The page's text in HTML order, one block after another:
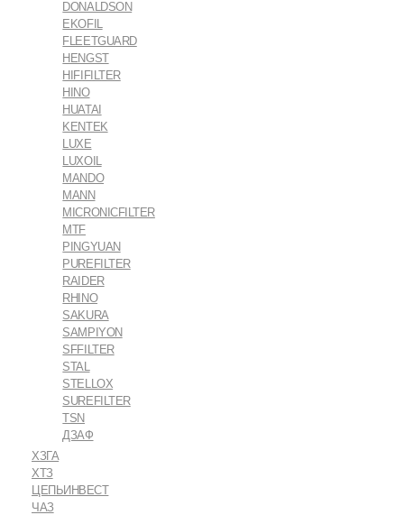
DONALDSON
EKOFIL
FLEETGUARD
HENGST
HIFIFILTER
HINO
HUATAI
KENTEK
LUXE
LUXOIL
MANDO
MANN
MICRONICFILTER
MTF
PINGYUAN
PUREFILTER
RAIDER
RHINO
SAKURA
SAMPIYON
SFFILTER
STAL
STELLOX
SUREFILTER
TSN
ДЗАФ
ХЗГА
ХТЗ
ЦЕПЬИНВЕСТ
ЧАЗ